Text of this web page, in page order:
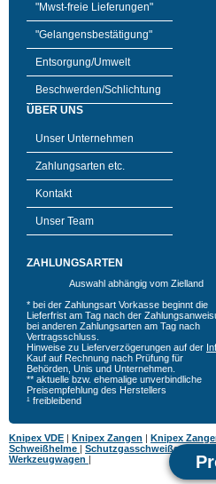
"Mwst-freie Lieferungen"
"Gelangensbestätigung"
Entsorgung/Umwelt
Beschwerden/Schlichtung
ÜBER UNS
Unser Unternehmen
Zahlungsarten etc.
Kontakt
Unser Team
ZAHLUNGSARTEN
Auswahl abhängig vom Zielland
* bei der Zahlungsart Vorkasse beginnt die
Lieferfrist am Tag nach der
bei anderen Zahlungsarten am Tag nach
Vertragsschluss.
Hinweise zu Lieferverzögerungen auf der
Kauf auf Rechnung nach Prüfung für
Behörden, Unis und Unternehmen.
** aktuelle bzw. ehemalige unverbindliche
Preisempfehlung des Herstellers
¹ freibleibend
Knipex VDE | Knipex Zangen | Knipex
Schweißhelme | Schutzgasschweißgeräte
Werkzeugwagen |